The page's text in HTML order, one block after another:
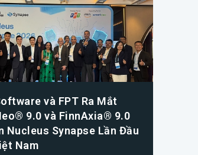
và FPT Ra Mắt
9.0 và FinnAxia® 9.0
Nucleus Synapse Lần Đầu
Nam